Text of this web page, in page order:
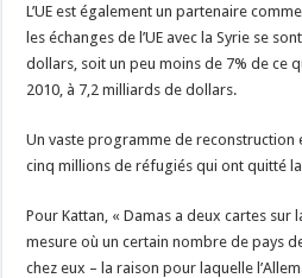
L’UE est également un partenaire
les échanges de l’UE avec la Syrie se
dollars, soit un peu moins de 7% de ce
2010, à 7,2 milliards de dollars.
Un vaste programme de reconstruction
cinq millions de réfugiés qui ont quitté
Pour Kattan, « Damas a deux cartes sur
mesure où un certain nombre de pays
chez eux – la raison pour laquelle